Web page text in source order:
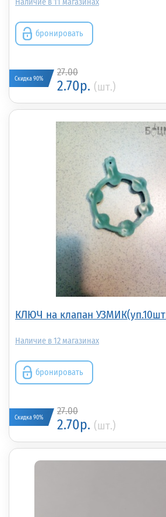
бронировать
Скидка 90%
27.00
2.70р. (шт.)
КЛЮЧ на клапан
12
бронировать
Скидка 90%
27.00
2.70р. (шт.)